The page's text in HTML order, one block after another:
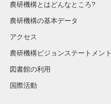
農研機構とはどんなところ?
農研機構の基本データ
アクセス
農研機構ビジョンステートメント
図書館の利用
国際活動